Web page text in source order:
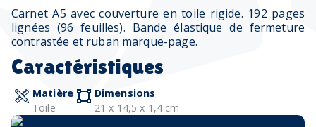
Carnet A5 avec couverture en toile rigide. 192 pages
lignées (96 feuilles). Bande élastique de fermeture
contrastée et ruban marque-page.
Caractéristiques
Matière
Toile
Dimensions
21 x 14,5 x 1,4 cm